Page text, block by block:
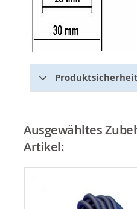
Produktsicherheit
Ausgewähltes
Artikel: